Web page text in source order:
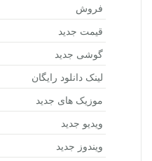
فروش
قیمت جدید
گوشی جدید
لینک دانلود رایگان
موزیک های جدید
ویدیو جدید
ویندوز جدید